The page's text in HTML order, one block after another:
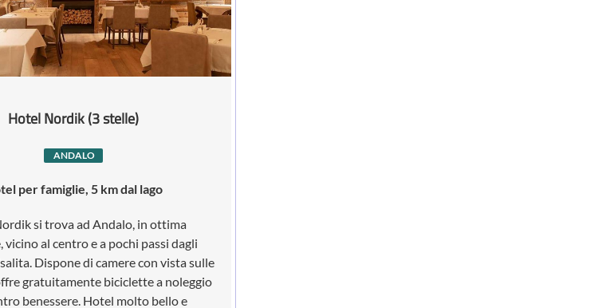
Hotel Nordik (3 stelle)
ANDALO
per famiglie, 5 km dal lago
si trova ad Andalo, in ottima
vicino al centro e a pochi passi dagli
Dispone di camere con vista sulle
gratuitamente biciclette a noleggio
benessere. Hotel molto bello e